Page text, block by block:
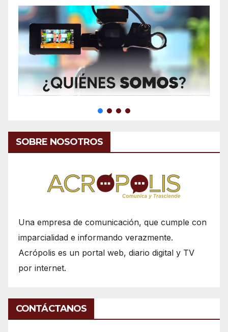
SOBRE NOSOTROS
Una empresa de comunicación, que cumple con
imparcialidad e informando verazmente.
Acrópolis es un portal web, diario digital y TV
por internet.
CONTÁCTANOS